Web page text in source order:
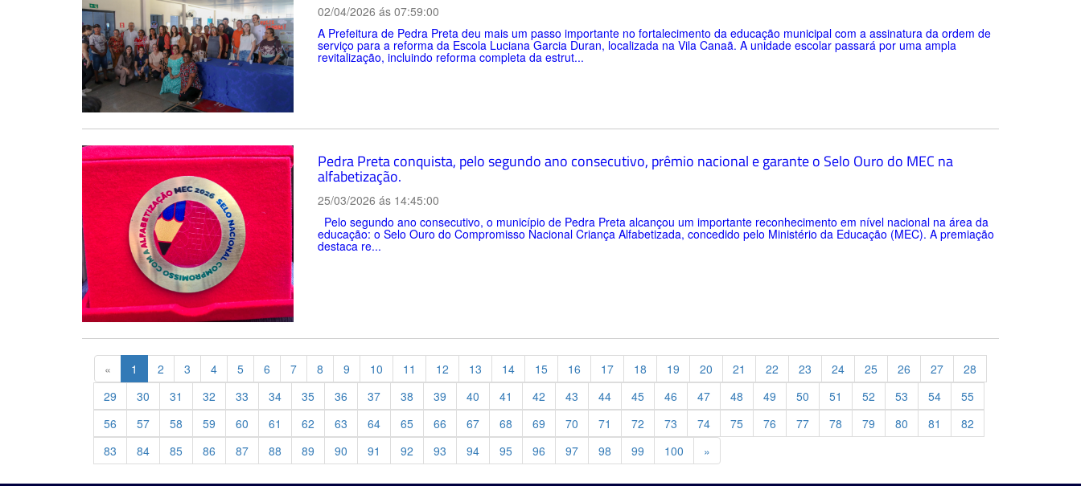
02/04/2026 ás 07:59:00
A Prefeitura de Pedra Preta deu mais um passo importante no fortalecimento da educação municipal com a assinatura da ordem de
serviço para a reforma da Escola Luciana Garcia Duran, localizada na Vila Canaã. A unidade escolar passará por uma ampla
revitalização, incluindo reforma completa da estrut...
Pedra Preta conquista, pelo segundo ano consecutivo, prêmio nacional e garante o Selo Ouro do MEC na
alfabetização.
25/03/2026 ás 14:45:00
Pelo segundo ano consecutivo, o município de Pedra Preta alcançou um importante reconhecimento em nível nacional na área da
educação: o Selo Ouro do Compromisso Nacional Criança Alfabetizada, concedido pelo Ministério da Educação (MEC). A premiação
destaca re...
« Previous
1 2 3 4 5 6 7 8 9 10 11 12 13 14 15 16 17 18 19 20 21 22 23 24 25 26 27
28
29
30 31 32 33 34 35 36 37 38 39 40 41 42 43 44 45 46 47 48 49 50 51 52 53 54
55
56
57 58 59 60 61 62 63 64 65 66 67 68 69 70 71 72 73 74 75 76 77 78 79 80 81
82
83
84 85 86 87 88 89 90 91 92 93 94 95 96 97 98 99 100 »